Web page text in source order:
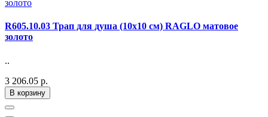
R605.10.03 Трап для душа (10х10 см) RAGLO матовое
золото
..
3 206.05 р.
В корзину